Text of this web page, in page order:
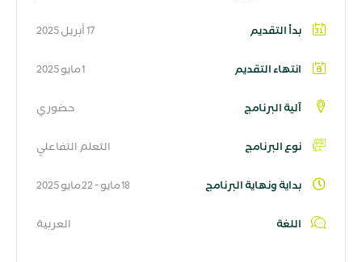
بدأ التقديم 17 أبريل 2025
انتهاء التقديم 1 مايو 2025
آلية البرنامج حضوري
نوع البرنامج التعلم التفاعلي
بداية ونهاية البرنامج 18 مايو - 22 مايو 2025
اللغة العربية